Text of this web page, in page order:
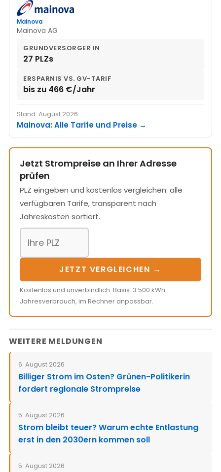
Mainova
Mainova AG
GRUNDVERSORGER IN
27 PLZs
ERSPARNIS VS. GV-TARIF
bis zu 466 €/Jahr
Stand: August 2026
Mainova: Alle Tarife und Preise →
Jetzt Strompreise an Ihrer Adresse
prüfen
PLZ eingeben und kostenlos vergleichen: alle
verfügbaren Tarife, transparent nach
Jahreskosten sortiert.
JETZT VERGLEICHEN →
Kostenlos und unverbindlich. Basis: 3.500 kWh
Jahresverbrauch, im Rechner anpassbar.
WEITERE MELDUNGEN
6. August 2026
Billiger Strom im Osten? Grünen-Politikerin
fordert regionale Strompreise
5. August 2026
Strom bleibt teuer? Warum echte Entlastung
erst in den 2030ern kommen soll
5. August 2026